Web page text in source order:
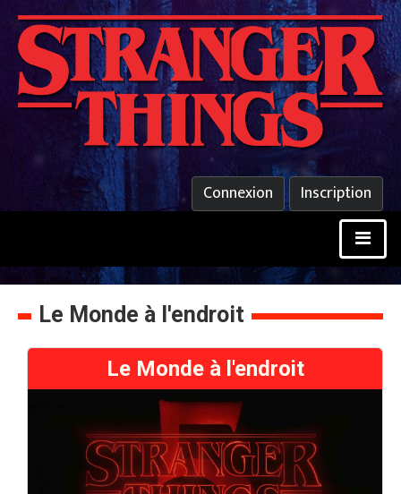
Inscription
Connexion
Le Monde à l'endroit
Le Monde à l'endroit